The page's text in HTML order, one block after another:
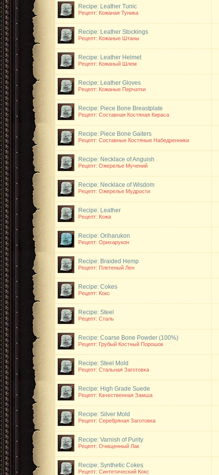
Recipe: Leather Tunic
Рецепт: Кожаная Туника
Recipe: Leather Stockings
Рецепт: Кожаные Штаны
Recipe: Leather Helmet
Рецепт: Кожаный Шлем
Recipe: Leather Gloves
Рецепт: Кожаные Перчатки
Recipe: Piece Bone Breastplate
Рецепт: Составная Костяная Кираса
Recipe: Piece Bone Gaiters
Рецепт: Составные Костяные Набедренники
Recipe: Necklace of Anguish
Рецепт: Ожерелье Мучений
Recipe: Necklace of Wisdom
Рецепт: Ожерелье Мудрости
Recipe: Leather
Рецепт: Кожа
Recipe: Oriharukon
Рецепт: Орихарукон
Recipe: Braided Hemp
Рецепт: Плетеный Лен
Recipe: Cokes
Рецепт: Кокс
Recipe: Steel
Рецепт: Сталь
Recipe: Coarse Bone Powder (100%)
Рецепт: Грубый Костный Порошок
Recipe: Steel Mold
Рецепт: Стальная Заготовка
Recipe: High Grade Suede
Рецепт: Качественная Замша
Recipe: Silver Mold
Рецепт: Серебряная Заготовка
Recipe: Varnish of Purity
Рецепт: Очищенный Лак
Recipe: Synthetic Cokes
Рецепт: Синтетический Кокс